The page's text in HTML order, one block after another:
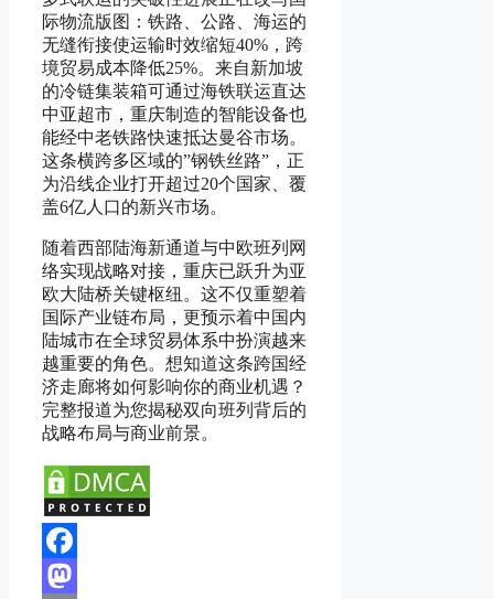
际物流版图：铁路、公路、海运的
无缝衔接使运输时效缩短40%，跨
境贸易成本降低25%。来自新加坡
的冷链集装箱可通过海铁联运直达
中亚超市，重庆制造的智能设备也
能经中老铁路快速抵达曼谷市场。
这条横跨多区域的”钢铁丝路”，正
为沿线企业打开超过20个国家、覆
盖6亿人口的新兴市场。
随着西部陆海新通道与中欧班列网
络实现战略对接，重庆已跃升为亚
欧大陆桥关键枢纽。这不仅重塑着
国际产业链布局，更预示着中国内
陆城市在全球贸易体系中扮演越来
越重要的角色。想知道这条跨国经
济走廊将如何影响你的商业机遇？
完整报道为您揭秘双向班列背后的
战略布局与商业前景。
Facebook